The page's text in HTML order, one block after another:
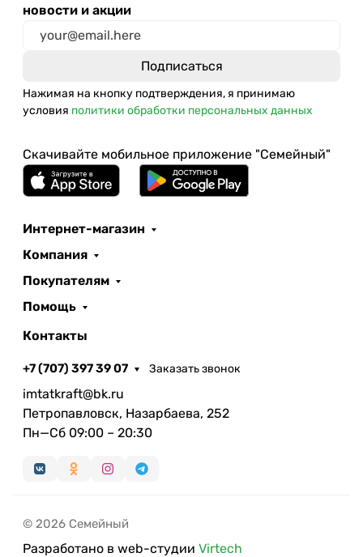
новости и акции
Нажимая на кнопку подтверждения, я принимаю
условия политики обработки персональных данных
Скачивайте мобильное приложение "Семейный"
Интернет-магазин
Компания
Покупателям
Помощь
Контакты
+7 (707) 397 39 07 Заказать звонок
imtatkraft@bk.ru
Петропавловск, Назарбаева, 252
Пн—Сб 09:00 – 20:30
© 2026 Семейный
Разработано в web-студии Virtech